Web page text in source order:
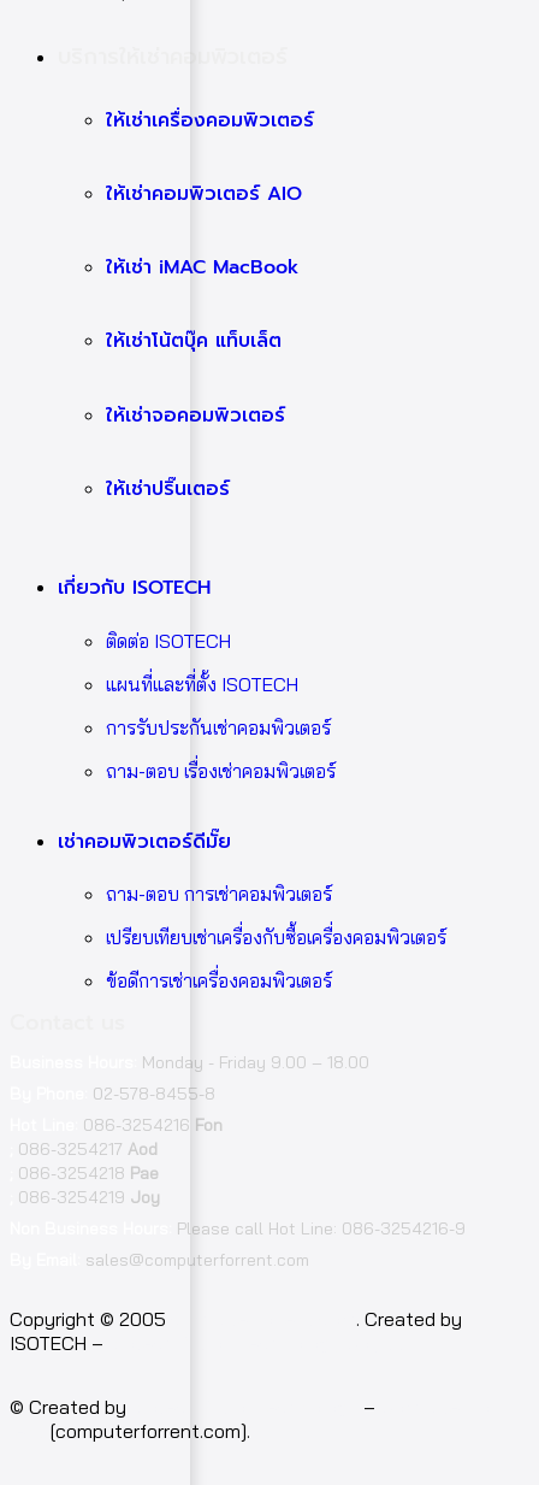
ให้เช่าเครื่องคอมพิวเตอร์
ให้เช่าคอมพิวเตอร์ AIO
ให้เช่า iMAC MacBook
ให้เช่าโน้ตบุ๊ค แท็บเล็ต
ให้เช่าจอคอมพิวเตอร์
ให้เช่าปริ๊นเตอร์
เกี่ยวกับ ISOTECH
ติดต่อ ISOTECH
แผนที่และที่ตั้ง ISOTECH
การรับประกันเช่าคอมพิวเตอร์
ถาม-ตอบ เรื่องเช่าคอมพิวเตอร์
เช่าคอมพิวเตอร์ดีมั๊ย
ถาม-ตอบ การเช่าคอมพิวเตอร์
เปรียบเทียบเช่าเครื่องกับซื้อเครื่องคอมพิวเตอร์
ข้อดีการเช่าเครื่องคอมพิวเตอร์
Monday - Friday 9.00 – 18.00
02-578-8455-8
086-3254216 Fon
086-3254217 Aod
086-3254218 Pae
086-3254219 Joy
Please call Hot Line: 086-3254216-9
sales@computerforrent.com
Copyright © 2005
. Created by
ISOTECH –
© Created by –
[computerforrent.com].